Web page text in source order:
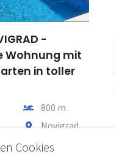
-
Wohnung mit
in toller
Entfernung vom meer
800 m
Gemeindeteil
Novigrad
Cookies